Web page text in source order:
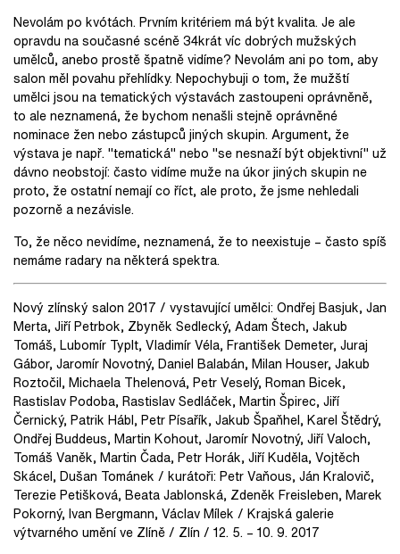
Nevolám po kvótách. Prvním kritériem má být kvalita. Je ale
opravdu na současné scéně 34krát víc dobrých mužských
umělců, anebo prostě špatně vidíme? Nevolám ani po tom, aby
salon měl povahu přehlídky. Nepochybuji o tom, že mužští
umělci jsou na tematických výstavách zastoupeni oprávněně,
to ale neznamená, že bychom nenašli stejně oprávněné
nominace žen nebo zástupců jiných skupin. Argument, že
výstava je např. "tematická" nebo "se nesnaží být objektivní" už
dávno neobstojí: často vidíme muže na úkor jiných skupin ne
proto, že ostatní nemají co říct, ale proto, že jsme nehledali
pozorně a nezávisle.
To, že něco nevidíme, neznamená, že to neexistuje – často spíš
nemáme radary na některá spektra.
Nový zlínský salon 2017 / vystavující umělci: Ondřej Basjuk, Jan
Merta, Jiří Petrbok, Zbyněk Sedlecký, Adam Štech, Jakub
Tomáš, Lubomír Typlt, Vladimír Véla, František Demeter, Juraj
Gábor, Jaromír Novotný, Daniel Balabán, Milan Houser, Jakub
Roztočil, Michaela Thelenová, Petr Veselý, Roman Bicek,
Rastislav Podoba, Rastislav Sedláček, Martin Špirec, Jiří
Černický, Patrik Hábl, Petr Písařík, Jakub Špaňhel, Karel Štědrý,
Ondřej Buddeus, Martin Kohout, Jaromír Novotný, Jiří Valoch,
Tomáš Vaněk, Martin Čada, Petr Horák, Jiří Kuděla, Vojtěch
Skácel, Dušan Tománek / kurátoři: Petr Vaňous, Ján Kralovič,
Terezie Petišková, Beata Jablonská, Zdeněk Freisleben, Marek
Pokorný, Ivan Bergmann, Václav Mílek / Krajská galerie
výtvarného umění ve Zlíně / Zlín / 12. 5. – 10. 9. 2017